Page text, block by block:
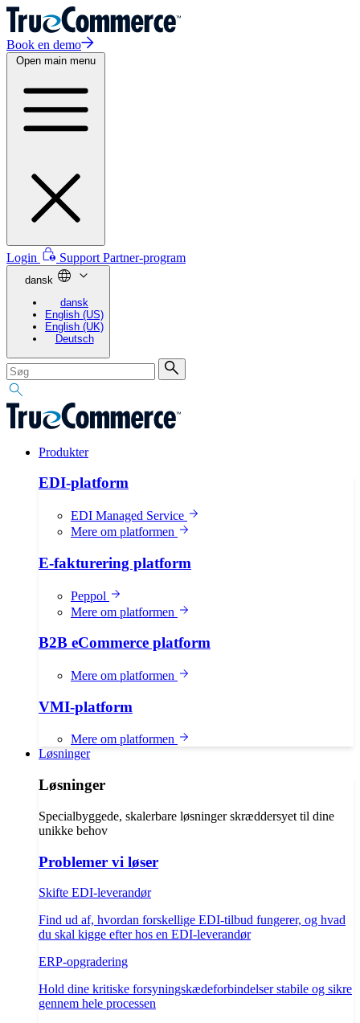
Book en demo
Open main menu
Login Support Partner-program
dansk
dansk
English (US)
English (UK)
Deutsch
Produkter
EDI-platform
EDI Managed Service
Mere om platformen
E-fakturering platform
Peppol
Mere om platformen
B2B eCommerce platform
Mere om platformen
VMI-platform
Mere om platformen
Løsninger
Løsninger
Specialbyggede, skalerbare løsninger skræddersyet til dine
unikke behov
Problemer vi løser
Skifte EDI-leverandør
Find ud af, hvordan forskellige EDI-tilbud fungerer, og hvad
du skal kigge efter hos en EDI-leverandør
ERP-opgradering
Hold dine kritiske forsyningskædeforbindelser stabile og sikre
gennem hele processen